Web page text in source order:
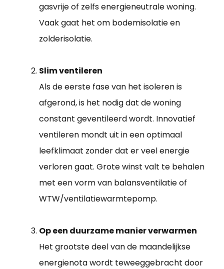
gasvrije of zelfs energieneutrale woning.
Vaak gaat het om bodemisolatie en
zolderisolatie.
Slim ventileren
Als de eerste fase van het isoleren is
afgerond, is het nodig dat de woning
constant geventileerd wordt. Innovatief
ventileren mondt uit in een optimaal
leefklimaat zonder dat er veel energie
verloren gaat. Grote winst valt te behalen
met een vorm van balansventilatie of
WTW/ventilatiewarmtepomp.
Op een duurzame manier verwarmen
Het grootste deel van de maandelijkse
energienota wordt teweeggebracht door